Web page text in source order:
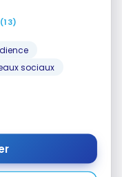
(13)
sociaux